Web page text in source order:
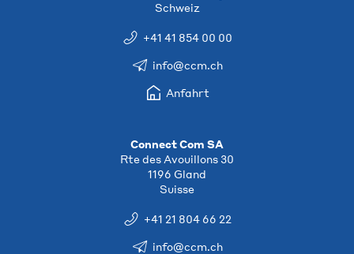
Schweiz
+41 41 854 00 00
info@ccm.ch
Anfahrt
Connect Com SA
Rte des Avouillons 30
1196 Gland
Suisse
+41 21 804 66 22
info@ccm.ch